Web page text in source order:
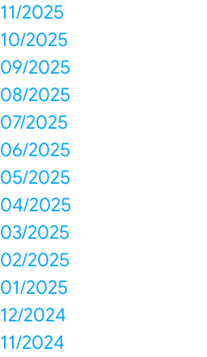
11/2025
10/2025
09/2025
08/2025
07/2025
06/2025
05/2025
04/2025
03/2025
02/2025
01/2025
12/2024
11/2024